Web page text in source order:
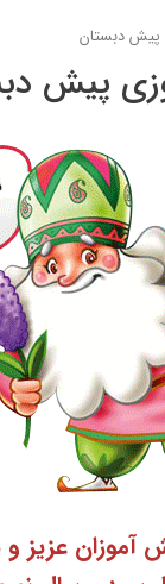
پیش دبستان
پیش
آموزان عزیز